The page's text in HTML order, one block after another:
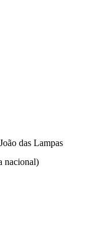
das Lampas
nacional)